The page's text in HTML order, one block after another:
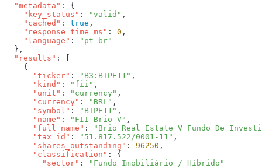
  "metadata"
    "key_status"
: "valid"
    "cached"
: true
    "response_time_ms"
: 0
    "language"
:
  "results"
      "ticker"
: "B3:BIPE11"
      "kind"
: "fii"
      "unit"
: "currency"
      "currency"
: "BRL"
      "symbol"
: "BIPE11"
      "name"
: "FII Brio V"
      "full_name"
:
"Brio Real Estate V Fundo De
      "tax_id"
: "51.817.522/0001-11"
      "shares_outstanding"
: 96250
      "classification"
        "sector"
: